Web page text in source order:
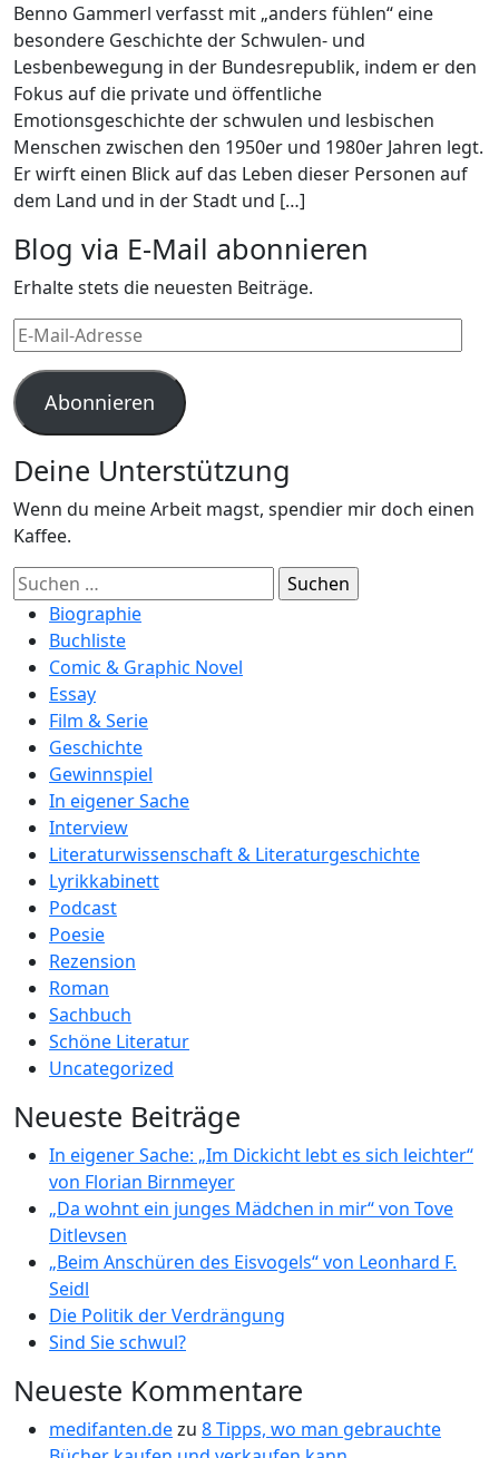
Benno Gammerl verfasst mit „anders fühlen“ eine
besondere Geschichte der Schwulen- und
Lesbenbewegung in der Bundesrepublik, indem er den
Fokus auf die private und öffentliche
Emotionsgeschichte der schwulen und lesbischen
Menschen zwischen den 1950er und 1980er Jahren legt.
Er wirft einen Blick auf das Leben dieser Personen auf
dem Land und in der Stadt und […]
Blog via E-Mail abonnieren
Erhalte stets die neuesten Beiträge.
E-
Mail-
Adresse
Abonnieren
Deine Unterstützung
Wenn du meine Arbeit magst, spendier mir doch einen
Kaffee.
Suchen
nach:Biographie
Buchliste
Comic & Graphic Novel
Essay
Film & Serie
Geschichte
Gewinnspiel
In eigener Sache
Interview
Literaturwissenschaft & Literaturgeschichte
Lyrikkabinett
Podcast
Poesie
Rezension
Roman
Sachbuch
Schöne Literatur
Uncategorized
Neueste Beiträge
In eigener Sache: „Im Dickicht lebt es sich leichter“
von Florian Birnmeyer
„Da wohnt ein junges Mädchen in mir“ von Tove
Ditlevsen
„Beim Anschüren des Eisvogels“ von Leonhard F.
Seidl
Die Politik der Verdrängung
Sind Sie schwul?
Neueste Kommentare
medifanten.dezu 8 Tipps, wo man gebrauchte